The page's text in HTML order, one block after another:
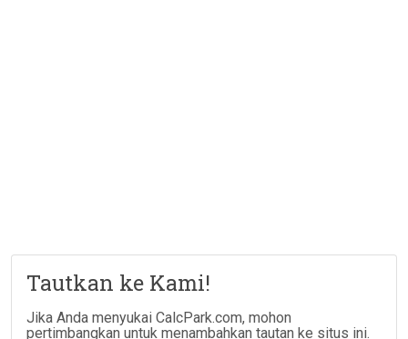
Tautkan ke Kami!
Jika Anda menyukai CalcPark.com, mohon
pertimbangkan untuk menambahkan tautan ke situs ini.